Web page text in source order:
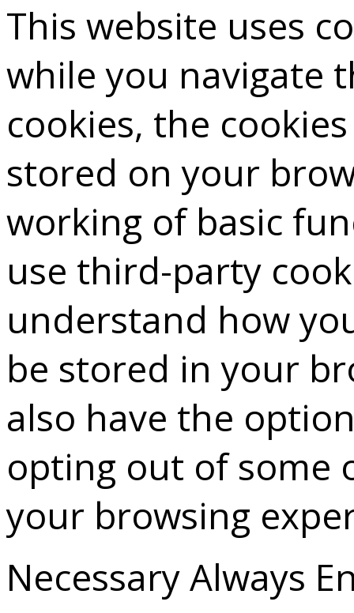
This website uses
while you navigate
cookies, the
stored on your
working of basic
use third-party
understand how
be stored in your
also have the
opting out of some
your browsing
NecessaryAlways